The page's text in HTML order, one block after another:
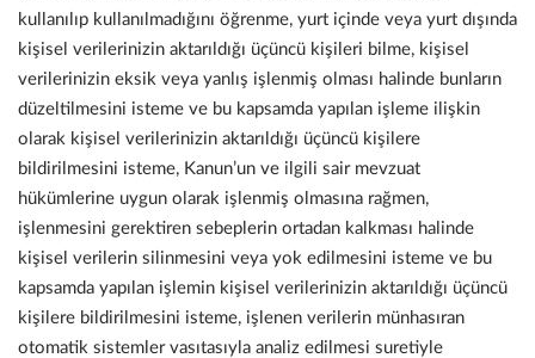
kullanılıp kullanılmadığını öğrenme, yurt içinde veya yurt dışında
kişisel verilerinizin aktarıldığı üçüncü kişileri bilme, kişisel
verilerinizin eksik veya yanlış işlenmiş olması halinde bunların
düzeltilmesini isteme ve bu kapsamda yapılan işleme ilişkin
olarak kişisel verilerinizin aktarıldığı üçüncü kişilere
bildirilmesini isteme, Kanun’un ve ilgili sair mevzuat
hükümlerine uygun olarak işlenmiş olmasına rağmen,
işlenmesini gerektiren sebeplerin ortadan kalkması halinde
kişisel verilerin silinmesini veya yok edilmesini isteme ve bu
kapsamda yapılan işlemin kişisel verilerinizin aktarıldığı üçüncü
kişilere bildirilmesini isteme, işlenen verilerin münhasıran
otomatik sistemler vasıtasıyla analiz edilmesi suretiyle